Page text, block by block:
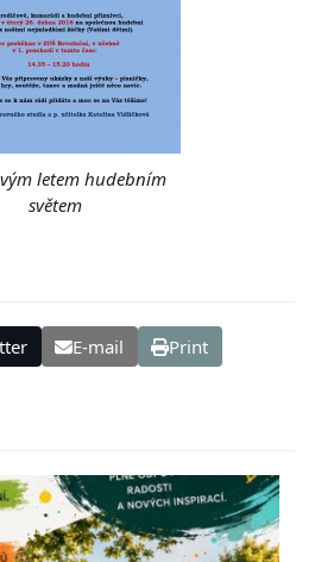
letem hudebním
světem
E-mail Print